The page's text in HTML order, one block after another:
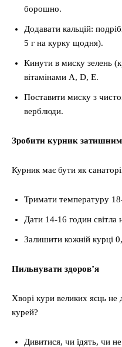
борошно.
Додавати кальцій:
5 г на курку щодня).
Кинути в миску зелень
вітамінами A, D, E.
Поставити миску з
верблюди.
Зробити курник затишним
Курник має бути як
Тримати температуру
Дати 14-16 годин
Залишити кожній курці
Пильнувати здоров’я
Хворі кури великих яєць не
курей?
Дивитися, чи їдять, чи не